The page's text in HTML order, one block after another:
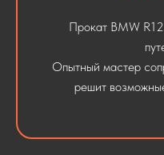
Прокат BMW
Опытный мастер
решит